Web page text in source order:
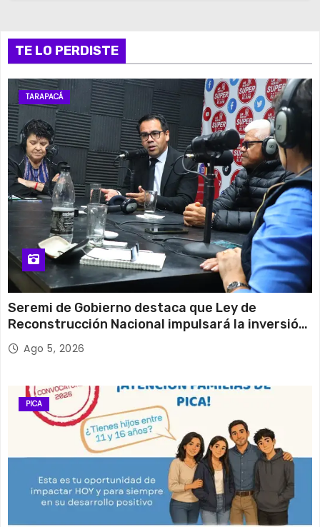
TE LO PERDISTE
TARAPACÁ
Seremi de Gobierno destaca que Ley de
Reconstrucción Nacional impulsará la inversión
y el empleo en Tarapacá
Ago 5, 2026
PICA